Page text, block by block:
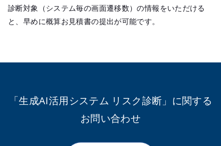
診断対象（システム毎の画面遷移数）の情報をいただける
と、早めに概算お見積書の提出が可能です。
「生成AI活用システム リスク診断」に関する
お問い合わせ